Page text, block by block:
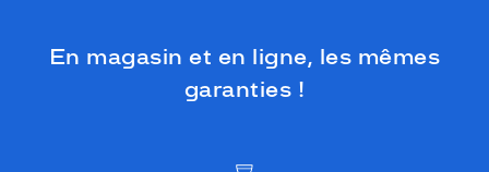
En magasin et en ligne, les mêmes
garanties !